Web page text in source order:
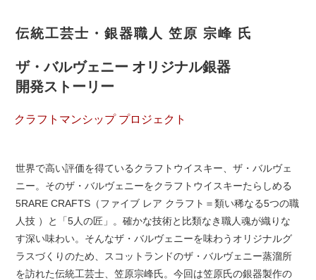
伝統工芸士・銀器職人 笠原 宗峰 氏
ザ・バルヴェニー オリジナル銀器
開発ストーリー
クラフトマンシップ プロジェクト
世界で高い評価を得ているクラフトウイスキー、ザ・バルヴェ
ニー。そのザ・バルヴェニーをクラフトウイスキーたらしめる
5RARE CRAFTS（ファイブ レア クラフト＝類い稀なる5つの職
人技 ）と「5人の匠」。確かな技術と比類なき職人魂が織りな
す深い味わい。そんなザ・バルヴェニーを味わうオリジナルグ
ラスづくりのため、スコットランドのザ・バルヴェニー蒸溜所
を訪れた伝統工芸士、笠原宗峰氏。今回は笠原氏の銀器製作の